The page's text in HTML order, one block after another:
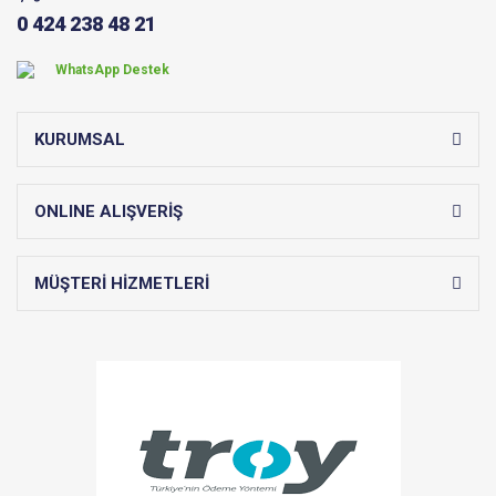
0 424 238 48 21
WhatsApp Destek
KURUMSAL
ONLINE ALIŞVERİŞ
MÜŞTERİ HİZMETLERİ